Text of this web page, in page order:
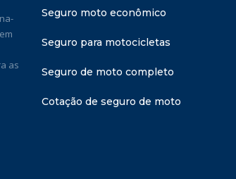
as
Seguro moto econômico
Seguro para motocicletas
Seguro de moto completo
Cotação de seguro de moto